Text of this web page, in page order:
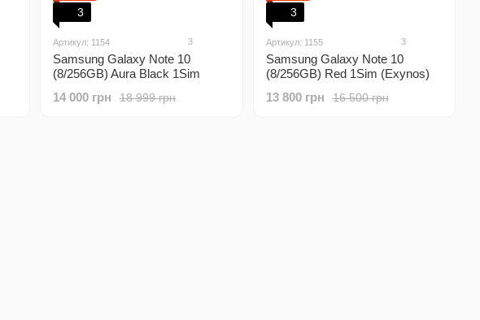
3
Артикул: 1154 3
Samsung Galaxy Note 10
(8/256GB) Aura Black 1Sim
18 999 грн
14 000 грн
3
Артикул: 1155 3
Samsung Galaxy Note 10
(8/256GB) Red 1Sim (Exynos)
16 500 грн
13 800 грн